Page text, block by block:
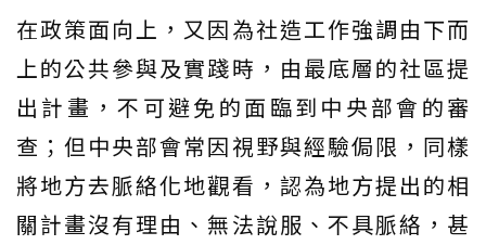
在政策面向上，又因為社造工作強調由下而
上的公共參與及實踐時，由最底層的社區提
出計畫，不可避免的面臨到中央部會的審
查；但中央部會常因視野與經驗侷限，同樣
將地方去脈絡化地觀看，認為地方提出的相
關計畫沒有理由、無法說服、不具脈絡，甚